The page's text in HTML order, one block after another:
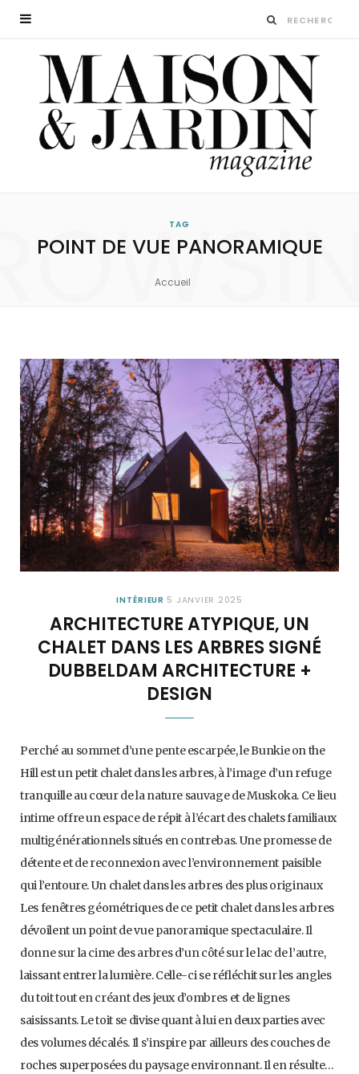
TAG
POINT DE VUE PANORAMIQUE
Accueil
INTÉRIEUR 5 JANVIER 2025
ARCHITECTURE ATYPIQUE, UN
CHALET DANS LES ARBRES SIGNÉ
DUBBELDAM ARCHITECTURE +
DESIGN
Perché au sommet d’une pente escarpée, le Bunkie on the
Hill est un petit chalet dans les arbres, à l’image d’un refuge
tranquille au cœur de la nature sauvage de Muskoka. Ce lieu
intime offre un espace de répit à l’écart des chalets familiaux
multigénérationnels situés en contrebas. Une promesse de
détente et de reconnexion avec l’environnement paisible
qui l’entoure. Un chalet dans les arbres des plus originaux
Les fenêtres géométriques de ce petit chalet dans les arbres
dévoilent un point de vue panoramique spectaculaire. Il
donne sur la cime des arbres d’un côté sur le lac de l’autre,
laissant entrer la lumière. Celle-ci se réfléchit sur les angles
du toit tout en créant des jeux d’ombres et de lignes
saisissants. Le toit se divise quant à lui en deux parties avec
des volumes décalés. Il s’inspire par ailleurs des couches de
roches superposées du paysage environnant. Il en résulte…